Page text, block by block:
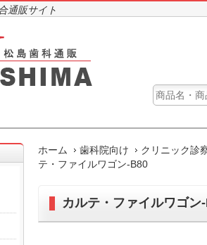
通販サイト
ホーム 歯科院向け クリニック診
テ・ファイルワゴン-B80
カルテ・ファイルワゴン